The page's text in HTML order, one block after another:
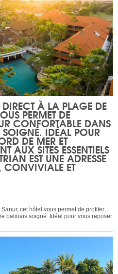
À LA PLAGE DE
PERMET DE
CONFORTABLE DANS
IDÉAL POUR
DE MER ET
AUX SITES ESSENTIELS
EST UNE ADRESSE
CONVIVIALE ET
cet hôtel vous permet de profiter
balinais soigné. Idéal pour vous reposer